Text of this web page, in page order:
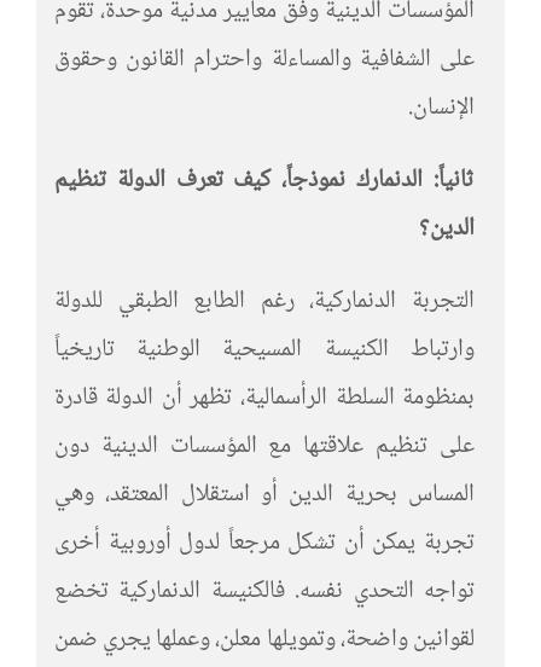
المؤسسات الدينية وفق معايير مدنية موحدة، تقوم
على الشفافية والمساءلة واحترام القانون وحقوق
الإنسان.
ثانياً: الدنمارك نموذجاً، كيف تعرف الدولة تنظيم
الدين؟
التجربة الدنماركية، رغم الطابع الطبقي للدولة
وارتباط الكنيسة المسيحية الوطنية تاريخياً
بمنظومة السلطة الرأسمالية، تظهر أن الدولة قادرة
على تنظيم علاقتها مع المؤسسات الدينية دون
المساس بحرية الدين أو استقلال المعتقد، وهي
تجربة يمكن أن تشكل مرجعاً لدول أوروبية أخرى
تواجه التحدي نفسه. فالكنيسة الدنماركية تخضع
لقوانين واضحة، وتمويلها معلن، وعملها يجري ضمن